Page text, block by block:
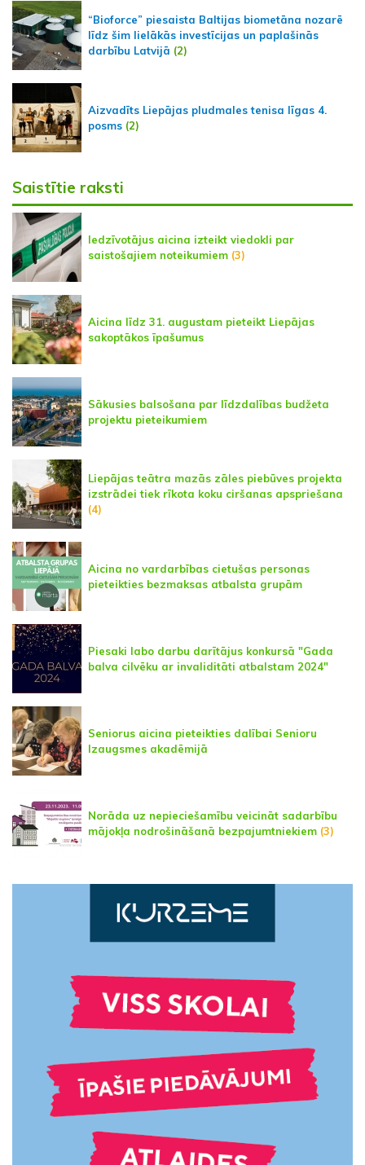
“Bioforce” piesaista Baltijas biometāna nozarē
līdz šim lielākās investīcijas un paplašinās
darbību Latvijā (2)
Aizvadīts Liepājas pludmales tenisa līgas 4.
posms (2)
Saistītie raksti
Iedzīvotājus aicina izteikt viedokli par
saistošajiem noteikumiem (3)
Aicina līdz 31. augustam pieteikt Liepājas
sakoptākos īpašumus
Sākusies balsošana par līdzdalības budžeta
projektu pieteikumiem
Liepājas teātra mazās zāles piebūves projekta
izstrādei tiek rīkota koku ciršanas apspriešana
(4)
Aicina no vardarbības cietušas personas
pieteikties bezmaksas atbalsta grupām
Piesaki labo darbu darītājus konkursā "Gada
balva cilvēku ar invaliditāti atbalstam 2024"
Seniorus aicina pieteikties dalībai Senioru
Izaugsmes akadēmijā
Norāda uz nepieciešamību veicināt sadarbību
mājokļa nodrošināšanā bezpajumtniekiem (3)